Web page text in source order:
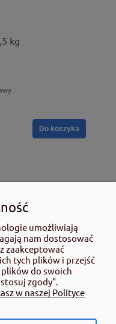
kg
Do koszyka
umożliwiają
nam dostosować
zaakceptować
tych plików i przejść
do swoich
zgody".
w naszej Polityce